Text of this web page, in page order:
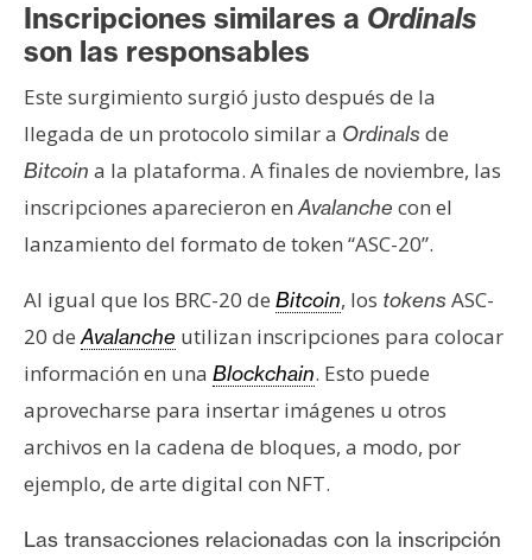
Inscripciones similares a Ordinals
son las responsables
Este surgimiento surgió justo después de la
llegada de un protocolo similar a Ordinals de
Bitcoin a la plataforma. A finales de noviembre, las
inscripciones aparecieron enAvalanche con el
lanzamiento del formato de token “ASC-20”.
Al igual que los BRC-20 de Bitcoin, los tokens ASC-
20 deAvalanche utilizan inscripciones para colocar
información en una Blockchain. Esto puede
aprovecharse para insertar imágenes u otros
archivos en la cadena de bloques, a modo, por
ejemplo, de arte digital con NFT.
Las transacciones relacionadas con la inscripción